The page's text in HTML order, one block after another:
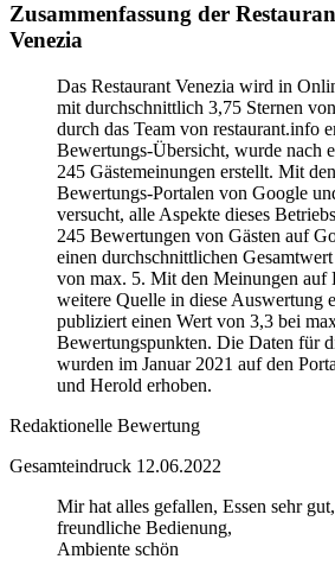
Zusammenfassung der
Venezia
Das Restaurant Venezia wird in
mit durchschnittlich 3,75 Sternen
durch das Team von restaurant.info
Bewertungs-Übersicht, wurde nach
245 Gästemeinungen erstellt. Mit
Bewertungs-Portalen von Google
versucht, alle Aspekte dieses
245 Bewertungen von Gästen auf
einen durchschnittlichen
von max. 5. Mit den Meinungen auf
weitere Quelle in diese Auswertung
publiziert einen Wert von 3,3 bei
Bewertungspunkten. Die Daten für
wurden im Januar 2021 auf den
und Herold erhoben.
Redaktionelle Bewertung
Gesamteindruck 12.06.2022
Mir hat alles gefallen, Essen sehr
freundliche Bedienung,
Ambiente schön